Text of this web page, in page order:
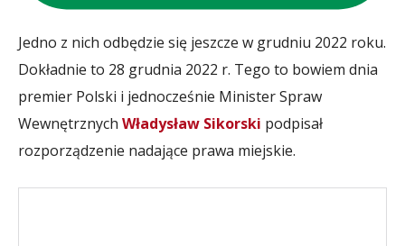
Jedno z nich odbędzie się jeszcze w grudniu 2022 roku.
Dokładnie to 28 grudnia 2022 r. Tego to bowiem dnia
premier Polski i jednocześnie Minister Spraw
Wewnętrznych Władysław Sikorski podpisał
rozporządzenie nadające prawa miejskie.